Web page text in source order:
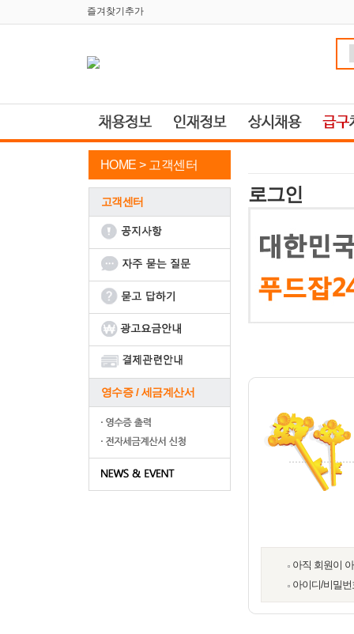
즐겨찾기추가
HOME > 고객센터
고객센터
영수증 / 세금계산서
로그인
아직 회원이
아이디/비밀